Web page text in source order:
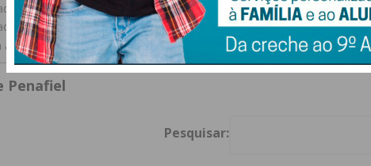
– Assembleia Municipal de Penafiel
– Juntas de Freguesia
a newsletter do Imediato
Penafiel
Pesquisar: